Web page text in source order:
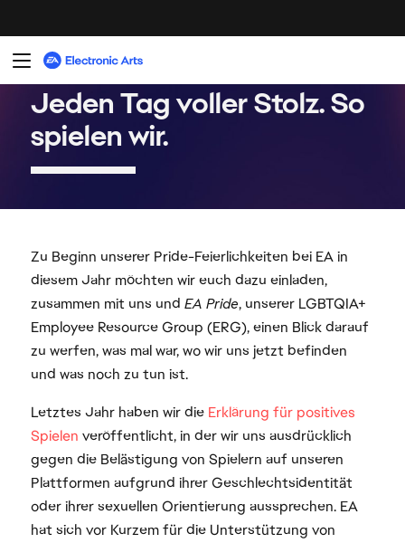
Zu Beginn unserer Pride-Feierlichkeiten bei EA in
diesem Jahr möchten wir euch dazu einladen,
zusammen mit uns und EA Pride, unserer LGBTQIA+
Employee Resource Group (ERG), einen Blick darauf
zu werfen, was mal war, wo wir uns jetzt befinden
und was noch zu tun ist.
Letztes Jahr haben wir die Erklärung für positives
Spielen veröffentlicht, in der wir uns ausdrücklich
gegen die Belästigung von Spielern auf unseren
Plattformen aufgrund ihrer Geschlechtsidentität
oder ihrer sexuellen Orientierung aussprechen. EA
hat sich vor Kurzem für die Unterstützung von